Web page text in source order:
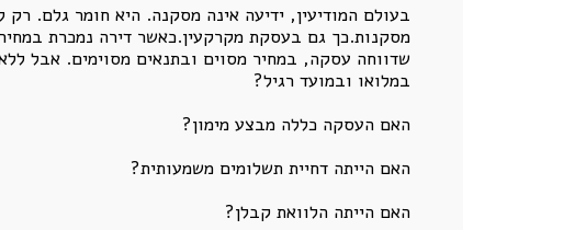
בעולם המודיעין, ידיעה אינה מסקנה. היא חומר גלם.
מסקנות.כך גם בעסקת מקרקעין.כאשר דירה נמכרת
שדווחה עסקה, במחיר מסוים ובתנאים מסוימים. אבל
במלואו ובמועד רגיל?
האם העסקה כללה מבצע מימון?
האם הייתה דחיית תשלומים משמעותית?
האם הייתה הלוואת קבלן?